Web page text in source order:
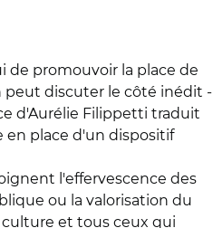
promouvoir la place de
peut discuter le côté inédit -
d'Aurélie Filippetti traduit
en place d'un dispositif
l'effervescence des
ou la valorisation du
culture et tous ceux qui